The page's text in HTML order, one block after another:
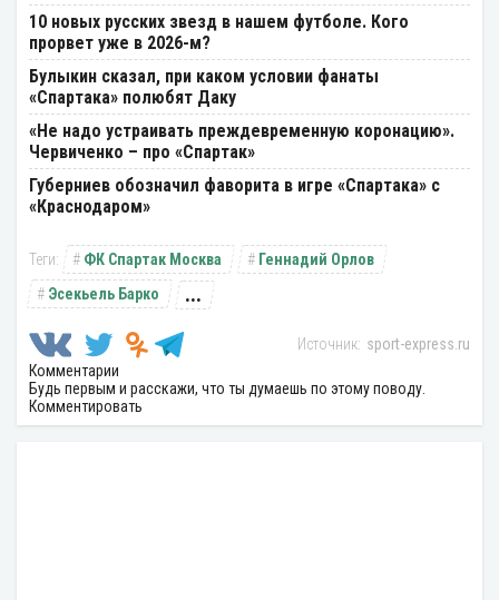
10 новых русских звезд в нашем футболе. Кого
прорвет уже в 2026-м?
Булыкин сказал, при каком условии фанаты
«Спартака» полюбят Даку
«Не надо устраивать преждевременную коронацию».
Червиченко – про «Спартак»
Губерниев обозначил фаворита в игре «Спартака» с
«Краснодаром»
ФК Спартак Москва
Геннадий Орлов
Эсекьель Барко
...
sport-express.ru
Комментарии
Будь первым и расскажи, что ты думаешь по этому поводу.
Комментировать